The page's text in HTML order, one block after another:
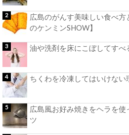
広島のがんす美味しい食べ
のケンミンSHOW】
油や洗剤を床にこぼしてすべ
ちくわを冷凍してはいけない
広島風お好み焼きをヘラを使
ツ